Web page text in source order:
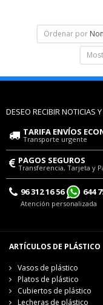
Ordenar por
DESEO RECIBIR NOTICIAS
TARIFA ENVÍOS
Transporte urgente
PAGOS SEGUROS
Transferencia, Tarjeta y
96 312 16 56 644
Atención personalizada
ARTÍCULOS DE PLÁSTICO
Vasos de plástico
Platos de plástico
Cubiertos de plástico
Lecheras de plástico